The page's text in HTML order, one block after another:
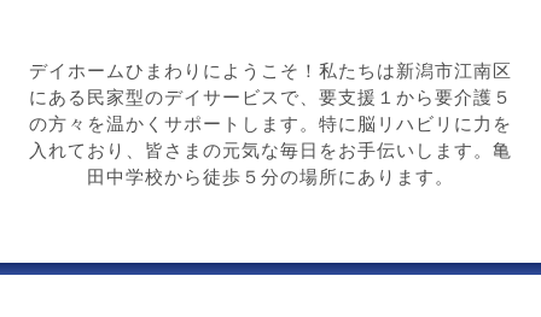
デイホームひまわりにようこそ！私たちは新潟市江南区
にある民家型のデイサービスで、要支援１から要介護５
の方々を温かくサポートします。特に脳リハビリに力を
入れており、皆さまの元気な毎日をお手伝いします。亀
田中学校から徒歩５分の場所にあります。